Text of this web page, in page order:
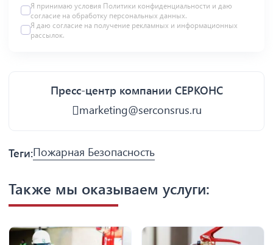
Я принимаю условия Политики конфиденциальности и даю
согласие на обработку персональных данных.
Я даю согласие на получение рекламных и информационных
рассылок.
Пресс-центр компании СЕРКОНС
marketing@serconsrus.ru
Теги:Пожарная Безопасность
Также мы оказываем услуги: